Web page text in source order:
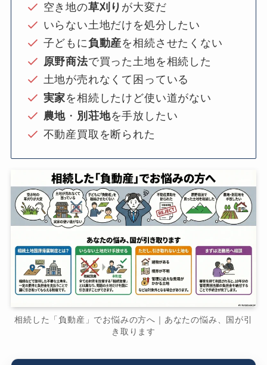
空き地の草刈り が大変だ
いらない土地だけを処分したい
子どもに負動産を相続させたくない
原野商法で買った土地を相続した
土地が売れなくて困っている
実家を相続したけど使い道がない
農地 ・ 別荘地を手放したい
不動産買取を断られた
相続した「負動産」でお悩みの方へ｜あなたの悩み、国が引
き取ります